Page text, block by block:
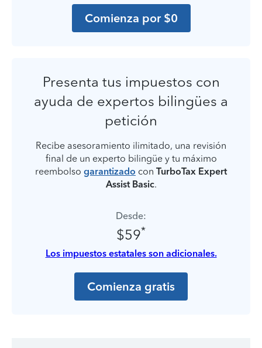
Comienza por $0
Presenta tus impuestos con
ayuda de expertos bilingües a
petición
Recibe asesoramiento ilimitado, una revisión
final de un experto bilingüe y tu máximo
reembolso garantizado con TurboTax Expert
Assist Basic.
Desde:
$59*
Los impuestos estatales son adicionales.
Comienza gratis